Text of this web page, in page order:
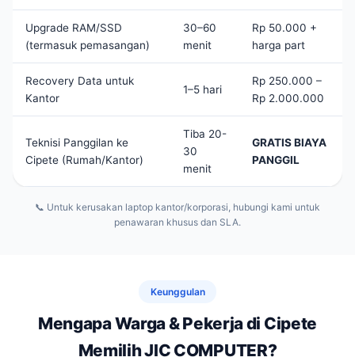
Upgrade RAM/SSD
(termasuk pemasangan)
30–60
menit
Rp 50.000 +
harga part
Recovery Data untuk
Kantor
1–5 hari
Rp 250.000 –
Rp 2.000.000
Teknisi Panggilan ke
Cipete (Rumah/Kantor)
Tiba 20-
30
menit
GRATIS BIAYA
PANGGIL
📞 Untuk kerusakan laptop kantor/korporasi, hubungi kami untuk
penawaran khusus dan SLA.
Keunggulan
Mengapa Warga & Pekerja di Cipete
Memilih JIC COMPUTER?